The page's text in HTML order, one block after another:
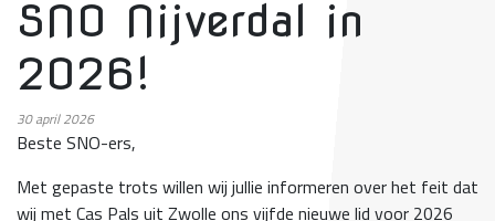
SNO Nijverdal in
2026!
30april 2026
Beste SNO-ers,
Met gepaste trots willen wij jullie informeren over het feit dat
wij met Cas Pals uit Zwolle ons vijfde nieuwe lid voor 2026